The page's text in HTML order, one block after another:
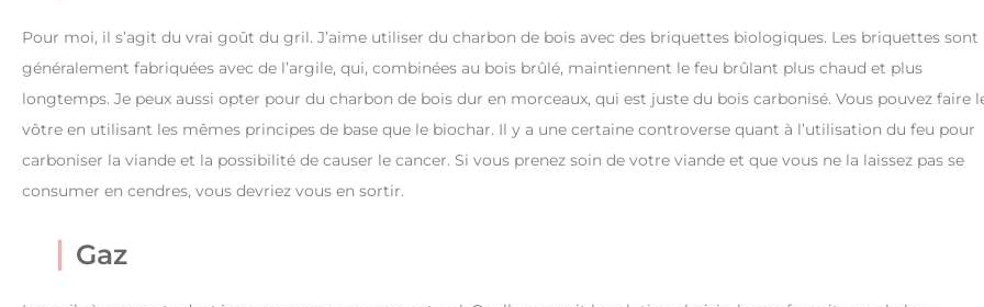
Pour moi, il s’agit du vrai goût du gril. J’aime utiliser du charbon de bois avec des briquettes biologiques. Les briquettes sont
généralement fabriquées avec de l’argile, qui, combinées au bois brûlé, maintiennent le feu brûlant plus chaud et plus
longtemps. Je peux aussi opter pour du charbon de bois dur en morceaux, qui est juste du bois carbonisé. Vous pouvez faire
vôtre en utilisant les mêmes principes de base que le biochar. Il y a une certaine controverse quant à l’utilisation du feu pour
carboniser la viande et la possibilité de causer le cancer. Si vous prenez soin de votre viande et que vous ne la laissez pas se
consumer en cendres, vous devriez vous en sortir.
Gaz